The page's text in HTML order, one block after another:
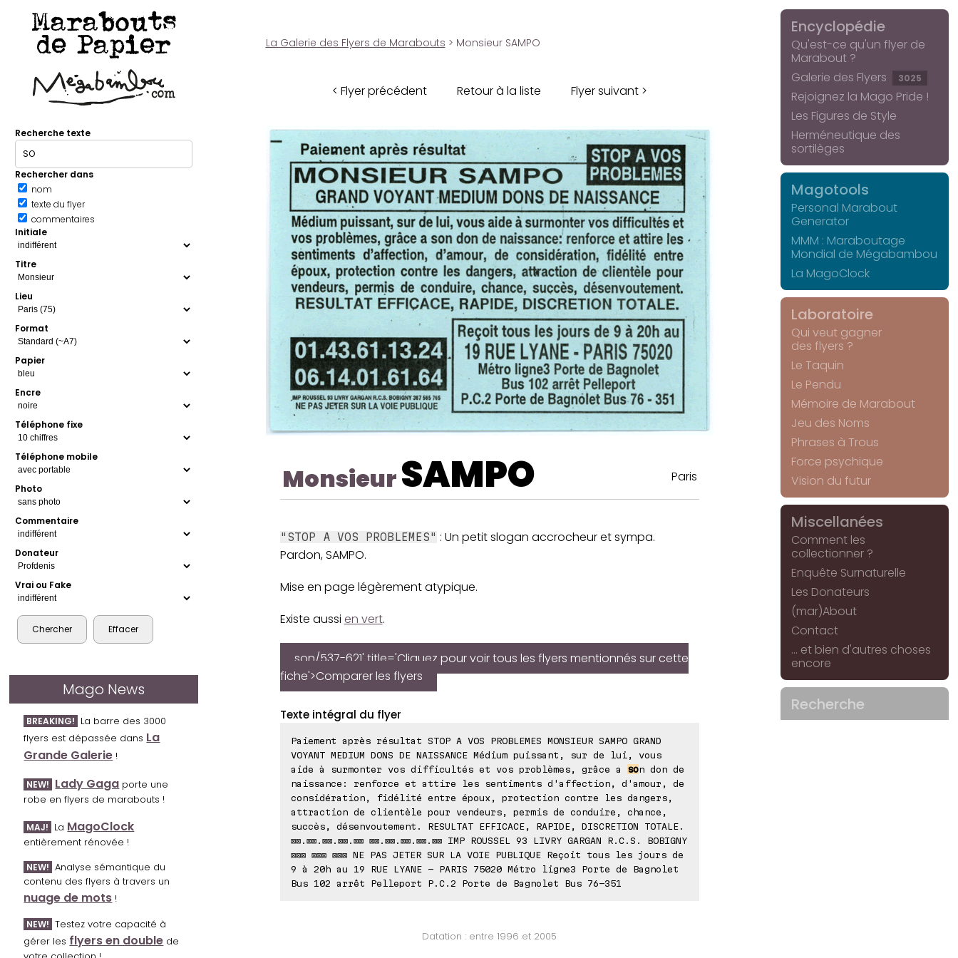
Marabouts
de Papier
Recherche texte
Rechercher dans
nom
texte du flyer
commentaires
Initiale
Titre
Lieu
Format
Papier
Encre
Téléphone fixe
Téléphone mobile
Photo
Commentaire
Donateur
Vrai ou Fake
Mago News
BREAKING! La barre des 3000
flyers est dépassée dans La
Grande Galerie !
NEW! Lady Gaga porte une
robe en flyers de marabouts !
MAJ! La MagoClock
entièrement rénovée !
NEW! Analyse sémantique du
contenu des flyers à travers un
nuage de mots !
NEW! Testez votre capacité à
gérer les flyers en double de
La Galerie des Flyers de Marabouts > Monsieur SAMPO
< Flyer précédent Retour à la liste Flyer suivant >
MonsieurSAMPO Paris
"STOP A VOS PROBLEMES" : Un petit slogan accrocheur et sympa.
Pardon, SAMPO.
Mise en page légèrement atypique.
Existe aussi en vert.
son/537-621' title='Cliquez pour voir tous les flyers mentionnés sur cette
fiche'>Comparer les flyers
Texte intégral du flyer
Paiement après résultat STOP A VOS PROBLEMES MONSIEUR SAMPO GRAND
VOYANT MEDIUM DONS DE NAISSANCE Médium puissant, sur de lui, vous
aide à surmonter vos difficultés et vos problèmes, grâce a
son don de
naissance: renforce et attire les sentiments d'affection, d'amour, de
considération, fidélité entre époux, protection contre les dangers,
attraction de clientèle pour vendeurs, permis de conduire, chance,
succès, désenvoutement. RESULTAT EFFICACE, RAPIDE, DISCRETION TOTALE.
⊠⊠.⊠⊠.⊠⊠.⊠⊠.⊠⊠ ⊠⊠.⊠⊠.⊠⊠.⊠⊠.⊠⊠ IMP ROUSSEL 93 LIVRY GARGAN R.C.S. BOBIGNY
⊠⊠⊠ ⊠⊠⊠ ⊠⊠⊠ NE PAS JETER SUR LA VOIE PUBLIQUE Reçoit tous les jours de
9 à 20h au 19 RUE LYANE - PARIS 75020 Métro ligne3 Porte de Bagnolet
Bus 102 arrêt Pelleport P.C.2 Porte de Bagnolet Bus 76-351
Datation : entre 1996 et 2005
Encyclopédie
Qu'est-ce qu'un flyer de
Marabout ?
Galerie des Flyers
3025
Rejoignez la Mago Pride !
Les Figures de Style
Herméneutique des
sortilèges
Magotools
Personal Marabout
Generator
MMM : Maraboutage
Mondial de Mégabambou
La MagoClock
Laboratoire
Qui veut gagner
des flyers ?
Le Taquin
Le Pendu
Mémoire de Marabout
Jeu des Noms
Phrases à Trous
Force psychique
Vision du futur
Miscellanées
Comment les
collectionner ?
Enquête Surnaturelle
Les Donateurs
(mar)About
Contact
... et bien d'autres choses
encore
Recherche